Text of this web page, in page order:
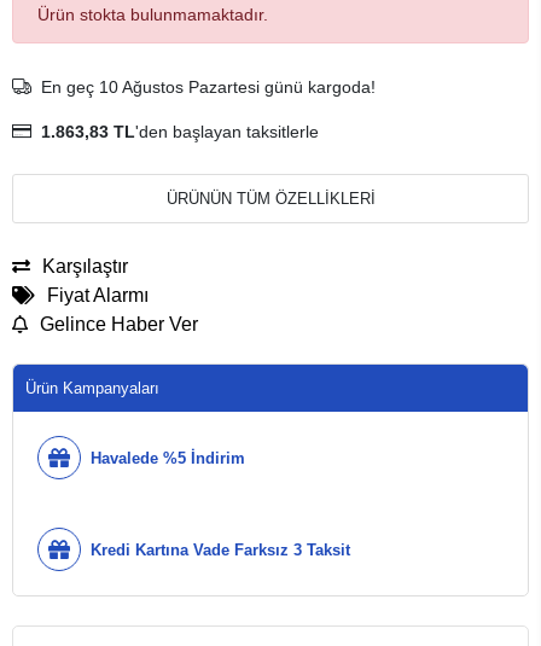
Ürün stokta bulunmamaktadır.
En geç 10 Ağustos Pazartesi günü kargoda!
1.863,83 TL'den başlayan taksitlerle
ÜRÜNÜN TÜM ÖZELLİKLERİ
Karşılaştır
Fiyat Alarmı
Gelince Haber Ver
Ürün Kampanyaları
Havalede %5 İndirim
Kredi Kartına Vade Farksız 3 Taksit